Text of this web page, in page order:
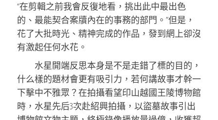
“在剪輯之前我會反復地看，挑出此中最出色
的、最能契合案牘內在的事務的部門。”但是，
花了大批時光、精神完成的作品，發到網上卻沒
有激起任何水花。
水星開端反思本身是不是走錯了標的目的，
什么樣的題材會更有吸引力，若何講故事才幹一
下擊中不雅眾？在拍攝看望印山越國王陵博物館
時，水星先后3次赴紹興拍攝，以盜墓故事引出